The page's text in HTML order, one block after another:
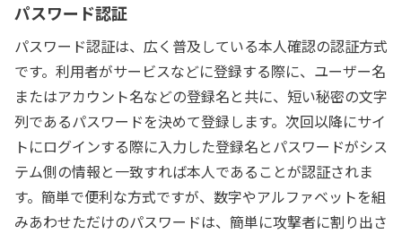
パスワード認証
パスワード認証は、広く普及している本人確認の認証方式
です。利用者がサービスなどに登録する際に、ユーザー名
またはアカウント名などの登録名と共に、短い秘密の文字
列であるパスワードを決めて登録します。次回以降にサイ
トにログインする際に入力した登録名とパスワードがシス
テム側の情報と一致すれば本人であることが認証されま
す。簡単で便利な方式ですが、数字やアルファベットを組
みあわせただけのパスワードは、簡単に攻撃者に割り出さ